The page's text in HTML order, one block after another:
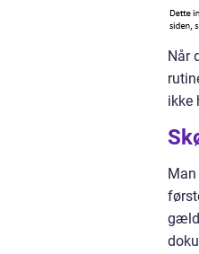
Når
ikke